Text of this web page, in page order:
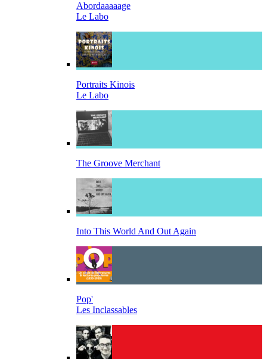
Abordaaaaage
Le Labo
Portraits Kinois
Le Labo
The Groove Merchant
Into This World And Out Again
Pop'
Les Inclassables